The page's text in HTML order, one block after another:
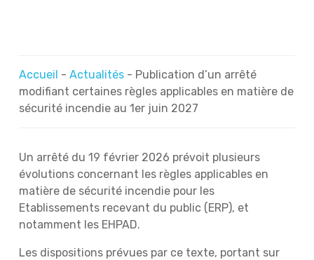
Accueil - Actualités- Publication d’un arrêté
modifiant certaines règles applicables en matière de
sécurité incendie au 1er juin 2027
Un arrêté du 19 février 2026 prévoit plusieurs
évolutions concernant les règles applicables en
matière de sécurité incendie pour les
Etablissements recevant du public (ERP), et
notamment les EHPAD.
Les dispositions prévues par ce texte, portant sur